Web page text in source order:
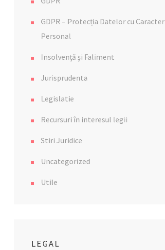
GDPR – Protecția Datelor cu Caracter
Personal
Insolvență și Faliment
Jurisprudenta
Legislatie
Recursuri în interesul legii
Stiri Juridice
Uncategorized
Utile
LEGAL